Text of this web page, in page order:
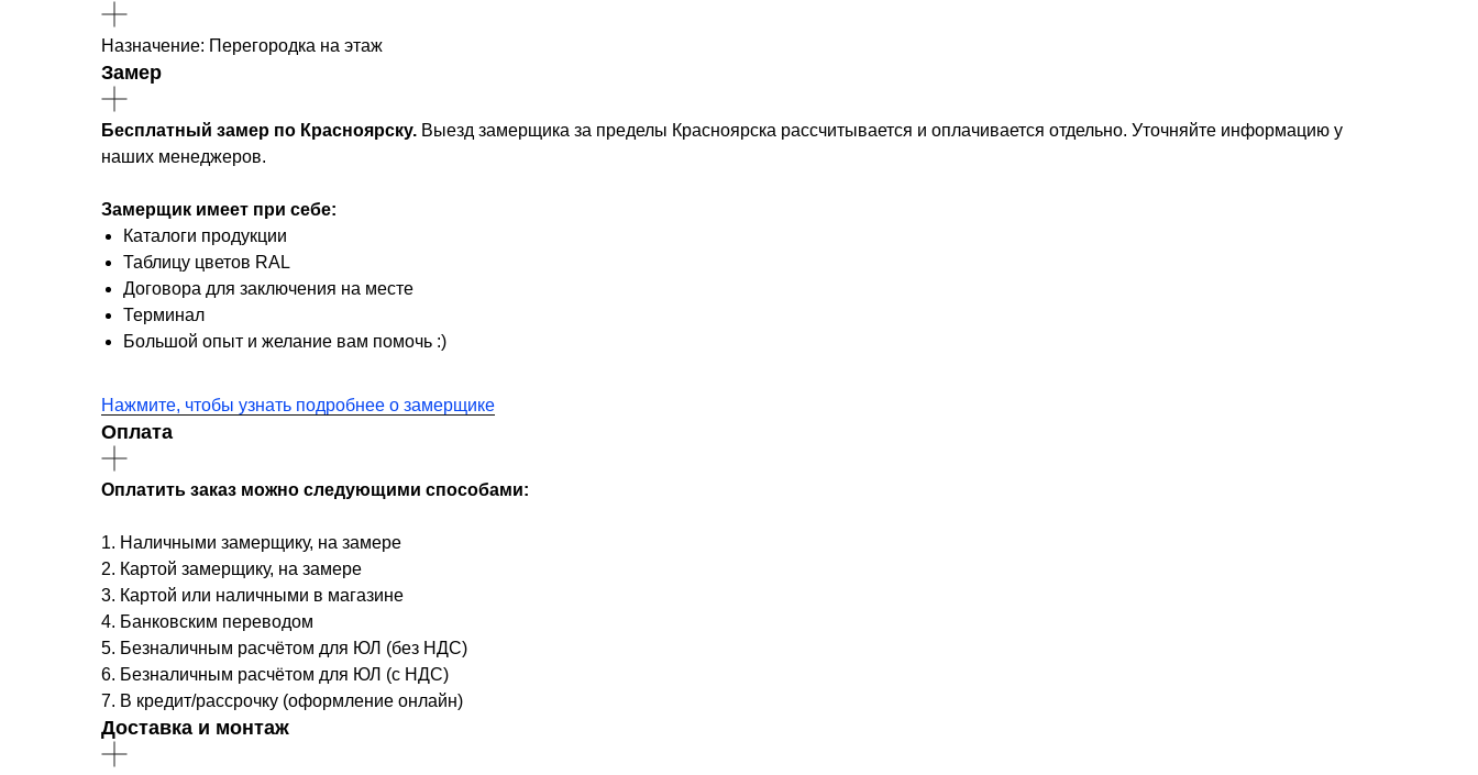
Назначение: Перегородка на этаж
Замер
Бесплатный замер по Красноярску. Выезд замерщика за пределы Красноярска рассчитывается и оплачивается отдельно. Уточняйте информацию у
наших менеджеров.
Замерщик имеет при себе:
Каталоги продукции
Таблицу цветов RAL
Договора для заключения на месте
Терминал
Большой опыт и желание вам помочь :)
Нажмите, чтобы узнать подробнее о замерщике
Оплата
Оплатить заказ можно следующими способами:
1. Наличными замерщику, на замере
2. Картой замерщику, на замере
3. Картой или наличными в магазине
4. Банковским переводом
5. Безналичным расчётом для ЮЛ (без НДС)
6. Безналичным расчётом для ЮЛ (с НДС)
7. В кредит/рассрочку (оформление онлайн)
Доставка и монтаж